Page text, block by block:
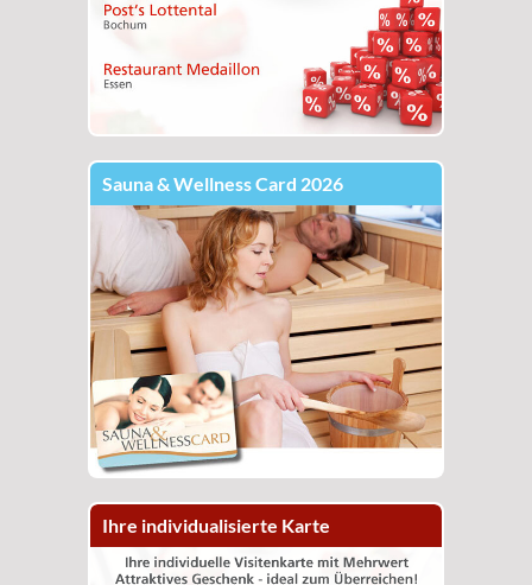
Sauna & Wellness Card 2026
Ihre individualisierte Karte